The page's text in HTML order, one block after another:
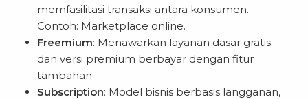
memfasilitasi transaksi antara konsumen.
Contoh: Marketplace online.
Freemium: Menawarkan layanan dasar gratis
dan versi premium berbayar dengan fitur
tambahan.
Subscription: Model bisnis berbasis langganan,